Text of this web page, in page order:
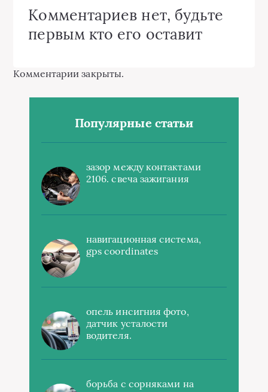
Комментариев нет, будьте
первым кто его оставит
Комментарии закрыты.
Популярные статьи
зазор между контактами
2106. свеча зажигания
навигационная система,
gps coordinates
опель инсигния фото,
датчик усталости
водителя.
борьба с сорняками на